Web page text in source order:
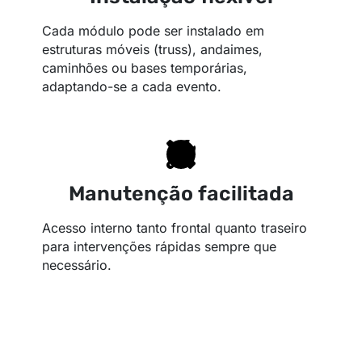
Cada módulo pode ser instalado em
estruturas móveis (truss), andaimes,
caminhões ou bases temporárias,
adaptando-se a cada evento.
Manutenção facilitada
Acesso interno tanto frontal quanto traseiro
para intervenções rápidas sempre que
necessário.